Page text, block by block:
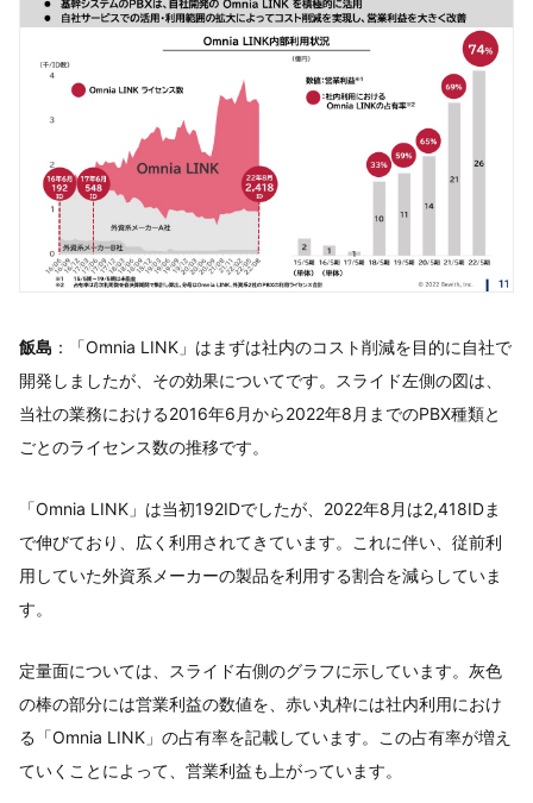
飯島 ：「Omnia LINK」はまずは社内のコスト削減を目的に自社で
開発しましたが、その効果についてです。スライド左側の図は、
当社の業務における2016年6月から2022年8月までのPBX種類と
ごとのライセンス数の推移です。
「Omnia LINK」は当初192IDでしたが、2022年8月は2,418IDま
で伸びており、広く利用されてきています。これに伴い、従前利
用していた外資系メーカーの製品を利用する割合を減らしていま
す。
定量面については、スライド右側のグラフに示しています。灰色
の棒の部分には営業利益の数値を、赤い丸枠には社内利用におけ
る「Omnia LINK」の占有率を記載しています。この占有率が増え
ていくことによって、営業利益も上がっています。